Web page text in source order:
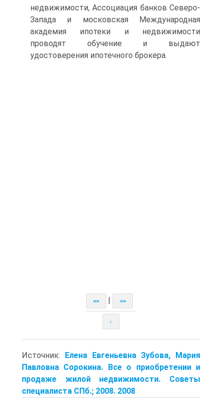
недвижимости, Ассоциация банков Северо-
Запада и московская Международная
академия ипотеки и недвижимости
проводят обучение и выдают
удостоверения ипотечного брокера.
<< >>
↑
Источник: Елена Евгеньевна Зубова, Мария
Павловна Сорокина. Все о приобретении и
продаже жилой недвижимости. Советы
специалиста СПб.; 2008. 2008